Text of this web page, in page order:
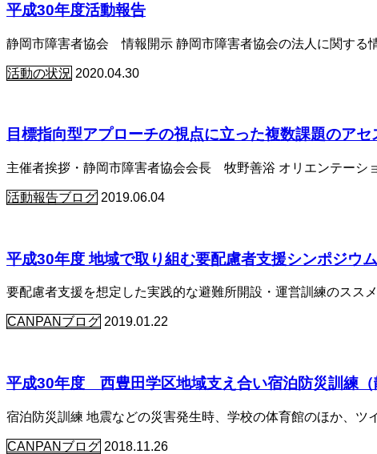
平成30年度活動報告
静岡市障害者協会 情報開示 静岡市障害者協会の法人に関する
活動の状況 2020.04.30
目標指向型アプローチの視点に立った複数課題のアセ
主催者挨拶・静岡市障害者協会会長 牧野善浴 オリエンテー
活動報告ブログ 2019.06.04
平成30年度 地域で取り組む要配慮者支援シンポジウム
要配慮者支援を想定した実践的な避難所開設・運営訓練のスス
CANPANブログ 2019.01.22
平成30年度 西豊田学区地域支え合い宿泊防災訓練（
宿泊防災訓練 地震などの災害発生時、学校の体育館のほか、
CANPANブログ 2018.11.26